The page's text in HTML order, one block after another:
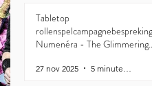
Tabletop
Numenéra - The Glimmering
27 nov 2025